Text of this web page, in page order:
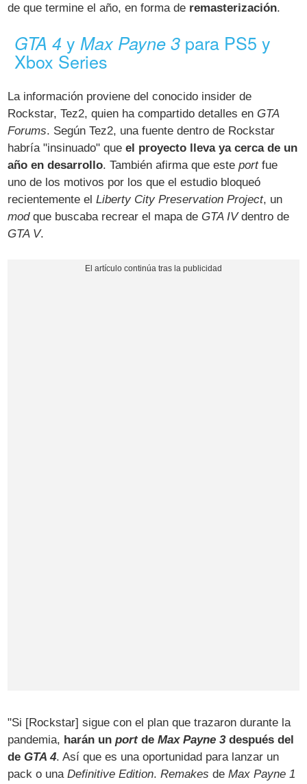
de que termine el año, en forma de remasterización.
GTA 4 y Max Payne 3 para PS5 y
Xbox Series
La información proviene del conocido insider de
Rockstar, Tez2, quien ha compartido detalles enGTA
Forums. Según Tez2, una fuente dentro de Rockstar
habría "insinuado" queel proyecto lleva ya cerca de un
año en desarrollo. También afirma que esteportfue
uno de los motivos por los que el estudio bloqueó
recientemente elLiberty City Preservation Project, un
modque buscaba recrear el mapa deGTA IVdentro de
GTA V.
"Si [Rockstar] sigue con el plan que trazaron durante la
pandemia, harán unportdeMax Payne 3después del
deGTA 4. Así que es una oportunidad para lanzar un
pack o unaDefinitive Edition.Remakes deMax Payne 1